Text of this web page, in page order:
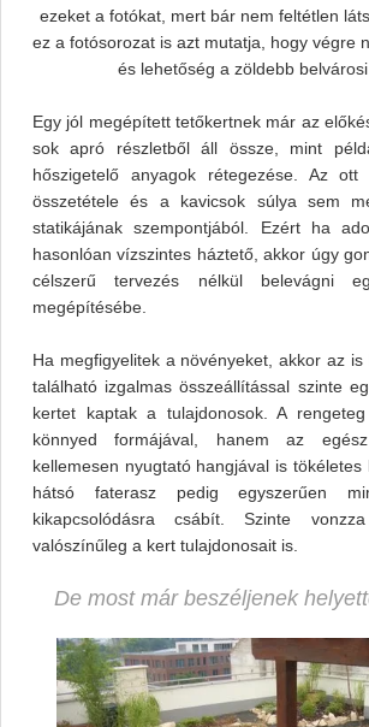
ezeket a fotókat, mert bár nem feltétlen
ez a fotósorozat is azt mutatja, hogy végre
és lehetőség a zöldebb belvárosi
Egy jól megépített tetőkertnek már az
sok apró részletből áll össze, mint
hőszigetelő anyagok rétegezése. Az ott
összetétele és a kavicsok súlya sem
statikájának szempontjából. Ezért ha
hasonlóan vízszintes háztető, akkor úgy
célszerű tervezés nélkül belevágni
megépítésébe.
Ha megfigyelitek a növényeket, akkor az
található izgalmas összeállítással szinte
kertet kaptak a tulajdonosok. A
könnyed formájával, hanem az
kellemesen nyugtató hangjával is tökéletes
hátsó faterasz pedig egyszerűen
kikapcsolódásra csábít. Szinte
valószínűleg a kert tulajdonosait is.
De most már beszéljenek